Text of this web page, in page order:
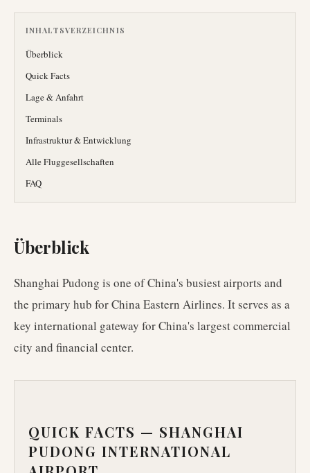
INHALTSVERZEICHNIS
Überblick
Quick Facts
Lage & Anfahrt
Terminals
Infrastruktur & Entwicklung
Alle Fluggesellschaften
FAQ
Überblick
Shanghai Pudong is one of China's busiest airports and
the primary hub for China Eastern Airlines. It serves as a
key international gateway for China's largest commercial
city and financial center.
QUICK FACTS — SHANGHAI
PUDONG INTERNATIONAL